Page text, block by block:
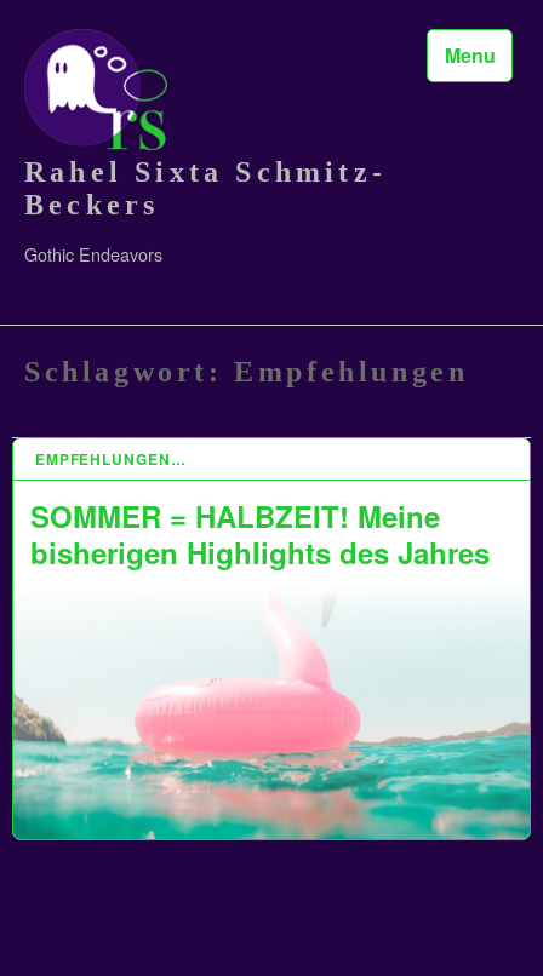
content
Rahel Sixta Schmitz-
Beckers
Gothic Endeavors
Menu
Schlagwort:Empfehlungen
EMPFEHLUNGEN…
SOMMER = HALBZEIT! Meine
bisherigen Highlights des Jahres
4 JULI 2022